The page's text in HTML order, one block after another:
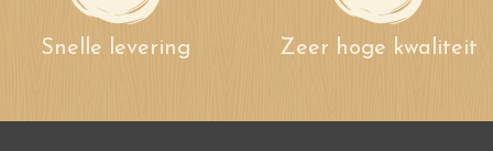
Snelle levering Zeer hoge kwaliteit